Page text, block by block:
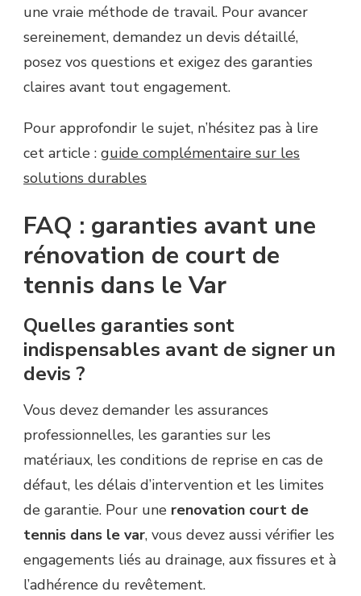
une vraie méthode de travail. Pour avancer
sereinement, demandez un devis détaillé,
posez vos questions et exigez des garanties
claires avant tout engagement.
Pour approfondir le sujet, n’hésitez pas à lire
cet article : guide complémentaire sur les
solutions durables
FAQ : garanties avant une
rénovation de court de
tennis dans le Var
Quelles garanties sont
indispensables avant de signer un
devis ?
Vous devez demander les assurances
professionnelles, les garanties sur les
matériaux, les conditions de reprise en cas de
défaut, les délais d’intervention et les limites
de garantie. Pour une renovation court de
tennis dans le var, vous devez aussi vérifier les
engagements liés au drainage, aux fissures et à
l’adhérence du revêtement.